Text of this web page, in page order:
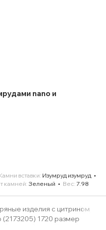
nano и
вставки Изумруд изумруд
камней Зеленый Вес 7.98